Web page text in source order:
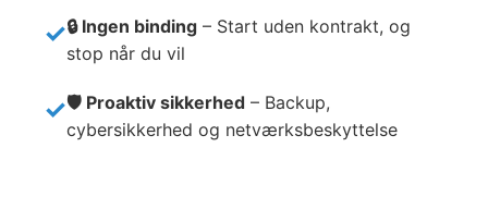
🔒 Ingen binding – Start uden kontrakt, og
stop når du vil
🛡️ Proaktiv sikkerhed – Backup,
cybersikkerhed og netværksbeskyttelse